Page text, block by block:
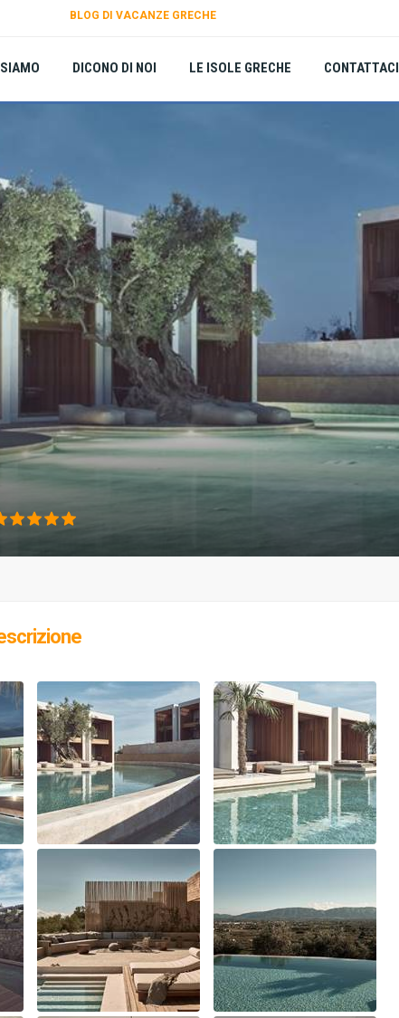
BLOG DI VACANZE GRECHE
DICONO DI NOI LE ISOLE GRECHE CONTATTACI